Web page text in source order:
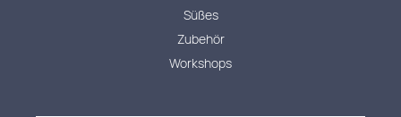
Süßes
Zubehör
Workshops